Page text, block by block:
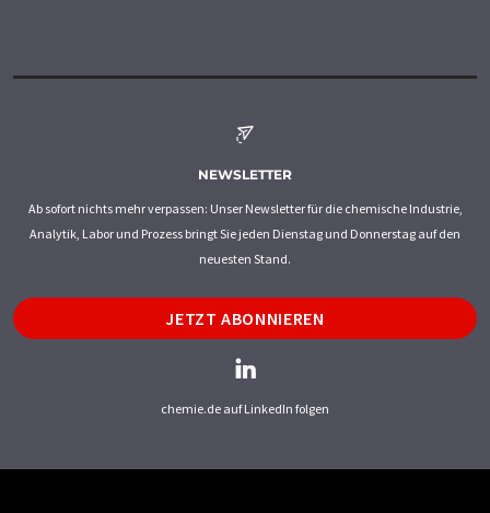
NEWSLETTER
Ab sofort nichts mehr verpassen: Unser Newsletter für die chemische Industrie,
Analytik, Labor und Prozess bringt Sie jeden Dienstag und Donnerstag auf den
neuesten Stand.
JETZT ABONNIEREN
chemie.de auf LinkedIn folgen